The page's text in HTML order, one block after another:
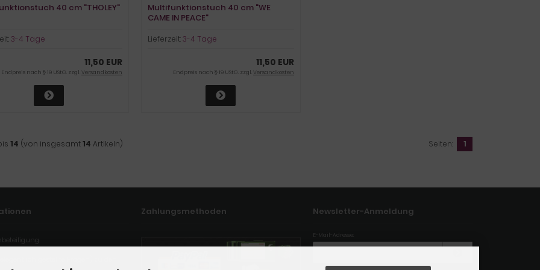
40 cm "THOLEY"
3-4 Tage
11,50 EUR
Endpreis nach § 19 UStG. zzgl.Versandkosten
Multifunktionstuch 40 cm "WE
CAME IN PEACE"
Lieferzeit:3-4 Tage
11,50 EUR
Endpreis nach § 19 UStG. zzgl.Versandkosten
14 (von insgesamt14 Artikeln) Seiten: 1
Zahlungsmethoden Newsletter-Anmeldung
E-Mail-Adresse: